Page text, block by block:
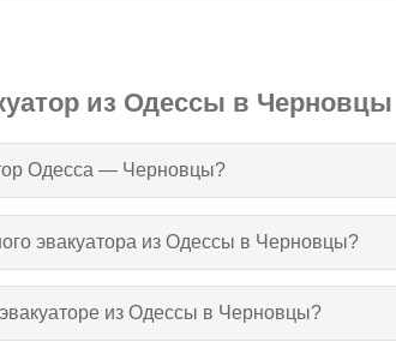
из Одессы в Черновцы
Одесса — Черновцы?
эвакуатора из Одессы в Черновцы?
из Одессы в Черновцы?